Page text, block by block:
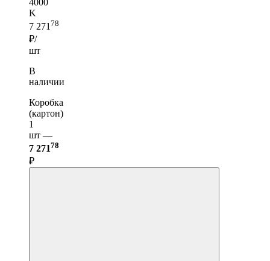
K
7 271 78
₽/
шт
В
наличии
Коробка
(картон)
1
шт —
7 27178
₽